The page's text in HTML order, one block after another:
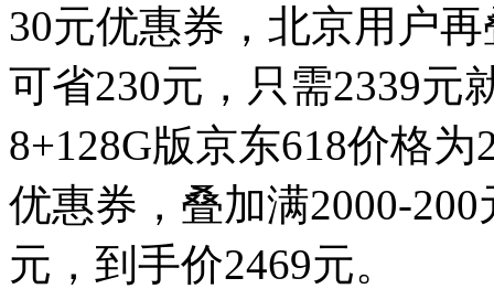
30元优惠券，北京用户
可省230元，只需2339元
8+128G版京东618价格
优惠券，叠加满2000-
元，到手价2469元。